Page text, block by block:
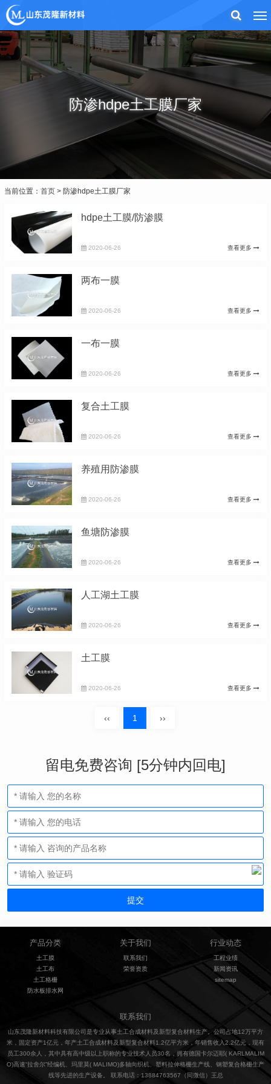
防渗hdpe土工膜厂家
当前位置： 首页 > 防渗hdpe土工膜厂家
hdpe土工膜/防渗膜
查看更多
2020-06-26
两布一膜
查看更多
2020-06-26
一布一膜
查看更多
2020-06-26
复合土工膜
查看更多
2020-06-26
养殖用防渗膜
查看更多
2020-06-26
鱼塘防渗膜
查看更多
2020-06-26
人工湖土工膜
查看更多
2020-06-26
土工膜
查看更多
2020-06-26
‹‹ 1 ››
留电免费咨询 [5分钟内回电]
产品分类
土工膜
土工布
土工格栅
防水板排水网
关于我们
联系我们
荣誉资质
行业动态
工程业绩
新闻资讯
sitemap
联系我们
山东茂隆新材料科技有限公司是专业从事土工合成材料及新型复合材料生产。公司占地12万平方
米，固定资产1亿元，年产土工合成材料及新型复合材料1.2亿平方米，年销售收入2.2亿元，现有
员工300余人，其中具有高中级以上职称的专业技术人员30名，拥有德国卡尔迈耶( KARLMALIM
O)高速“拉舍尔”经编机、玛里莫( MALIMO)多轴向织机、塑料拉伸格栅生产线、钢塑复合格栅生产
线等先进的生产设备。 联系电话：13884763567（同微信）王总